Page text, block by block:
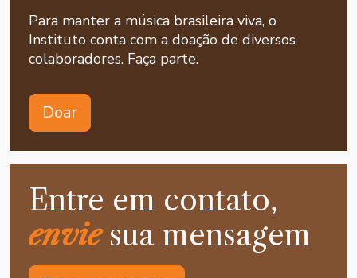
Para manter a música brasileira viva, o
Instituto conta com a doação de diversos
colaboradores. Faça parte.
Doar
Entre em contato,
enviesua mensagem